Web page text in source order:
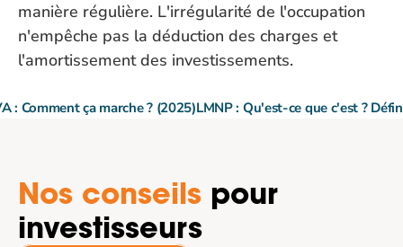
manière régulière. L'irrégularité de l'occupation
n'empêche pas la déduction des charges et
l'amortissement des investissements.
: Comment ça marche ? (2025)LMNP : Qu'est-ce que c'est ?
Nos conseils pour
investisseurs